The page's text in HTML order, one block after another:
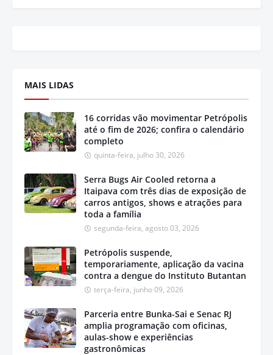
MAIS LIDAS
16 corridas vão movimentar Petrópolis
até o fim de 2026; confira o calendário
completo
quinta-feira, julho 30, 2026
Serra Bugs Air Cooled retorna a
Itaipava com três dias de exposição de
carros antigos, shows e atrações para
toda a família
segunda-feira, agosto 03, 2026
Petrópolis suspende,
temporariamente, aplicação da vacina
contra a dengue do Instituto Butantan
terça-feira, junho 09, 2026
Parceria entre Bunka-Sai e Senac RJ
amplia programação com oficinas,
aulas-show e experiências
gastronômicas